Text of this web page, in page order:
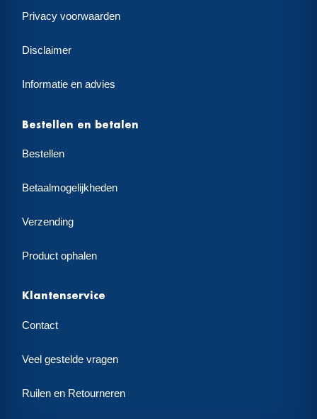
Privacy voorwaarden
Disclaimer
Informatie en advies
Bestellen en betalen
Bestellen
Betaalmogelijkheden
Verzending
Product ophalen
Klantenservice
Contact
Veel gestelde vragen
Ruilen en Retourneren